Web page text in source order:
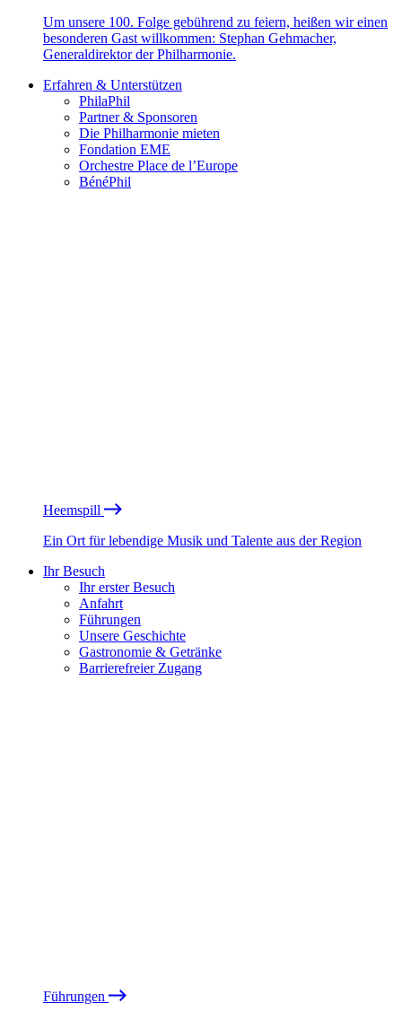
Um unsere 100. Folge gebührend zu feiern, heißen wir einen
besonderen Gast willkommen: Stephan Gehmacher,
Generaldirektor der Philharmonie.
Erfahren & Unterstützen
PhilaPhil
Partner & Sponsoren
Die Philharmonie mieten
Fondation EME
Orchestre Place de l’Europe
BénéPhil
Heemspill
Ein Ort für lebendige Musik und Talente aus der Region
Ihr Besuch
Ihr erster Besuch
Anfahrt
Führungen
Unsere Geschichte
Gastronomie & Getränke
Barrierefreier Zugang
Führungen